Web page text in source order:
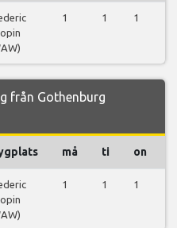
1 1 1
från Gothenburg
må ti on
1 1 1